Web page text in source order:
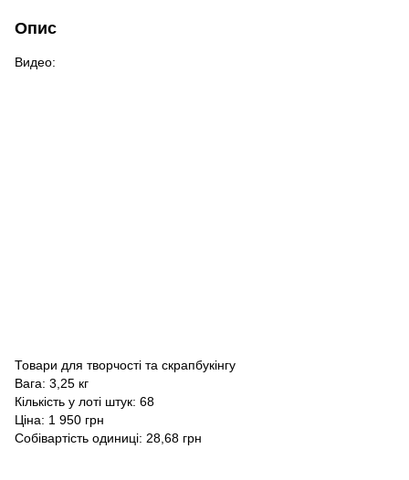
Опис
Видео:
Товари для творчості та скрапбукінгу
Вага: 3,25 кг
Кількість у лоті штук: 68
Ціна: 1 950 грн
Собівартість одиниці: 28,68 грн